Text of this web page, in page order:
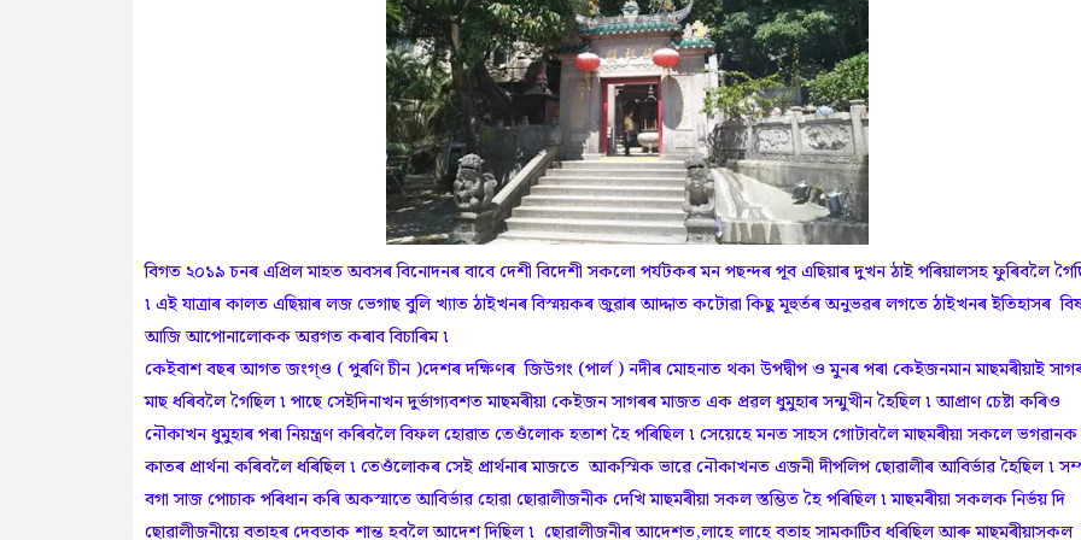
বিগত ২০১৯ চনৰ এপ্ৰিল মাহত অবসৰ বিনোদনৰ বাবে দেশী বিদেশী সকলো পৰ্যটকৰ মন পছন্দৰ পূব এছিয়াৰ দুখন ঠাই পৰিয়ালসহ ফুৰিবলৈ
৷ এই যাত্রাৰ কালত এছিয়াৰ লজ ভেগাছ বুলি খ্যাত ঠাইখনৰ বিস্ময়কৰ জুৱাৰ আদ্দাত কটোৱা কিছু মূহুৰ্তৰ অনুভৱৰ লগতে ঠাইখনৰ ইতিহাসৰ
আজি আপোনালোকক অৱগত কৰাব বিচাৰিম ৷
কেইবাশ বছৰ আগত জংগ্ও ( পুৰণি চীন )দেশৰ দক্ষিণৰ জিউগং (পাৰ্ল ) নদীৰ মোহনাত থকা উপদ্বীপ ও মুনৰ পৰা কেইজনমান মাছমৰীয়াই
মাছ ধৰিবলৈ গৈছিল ৷ পাছে সেইদিনাখন দুৰ্ভাগ্যবশত মাছমৰীয়া কেইজন সাগৰৰ মাজত এক প্ৰৱল ধুমুহাৰ সন্মুখীন হৈছিল ৷ আপ্ৰাণ চেষ্টা কৰিও
নৌকাখন ধুমুহাৰ পৰা নিয়ন্ত্ৰণ কৰিবলৈ বিফল হোৱাত তেওঁলোক হতাশ হৈ পৰিছিল ৷ সেয়েহে মনত সাহস গোটাবলৈ মাছমৰীয়া সকলে ভগৱানক
কাতৰ প্ৰাৰ্থনা কৰিবলৈ ধৰিছিল ৷ তেওঁলোকৰ সেই প্ৰাৰ্থনাৰ মাজতে আকস্মিক ভাৱে নৌকাখনত এজনী দীপলিপ ছোৱালীৰ আবিৰ্ভাৱ হৈছিল ৷
বগা সাজ পোচাক পৰিধান কৰি অকস্মাতে আবিৰ্ভাৱ হোৱা ছোৱালীজনীক দেখি মাছমৰীয়া সকল স্তম্ভিত হৈ পৰিছিল ৷ মাছমৰীয়া সকলক নিৰ্ভয় দি
ছোৱালীজনীয়ে বতাহৰ দেবতাক শান্ত হবলৈ আদেশ দিছিল ৷ ছোৱালীজনীৰ আদেশত,লাহে লাহে বতাহ সামকাটিব ধৰিছিল আৰু মাছমৰীয়াসকল